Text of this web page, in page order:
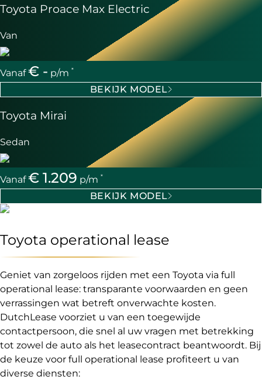
Toyota Proace Max Electric
Van
Vanaf€ - p/m *
BEKIJK MODEL
Toyota Mirai
Sedan
Vanaf€ 1.209 p/m *
BEKIJK MODEL
Toyota operational lease
Geniet van zorgeloos rijden met een Toyota via full
operational lease: transparante voorwaarden en geen
verrassingen wat betreft onverwachte kosten.
DutchLease voorziet u van een toegewijde
contactpersoon, die snel al uw vragen met betrekking
tot zowel de auto als het leasecontract beantwoordt. Bij
de keuze voor full operational lease profiteert u van
diverse diensten: